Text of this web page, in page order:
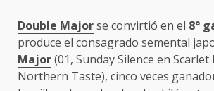
Double Majorse convirtió en el 8°
produce el consagrado semental
Major(01, Sunday Silence en
Northern Taste), cinco veces